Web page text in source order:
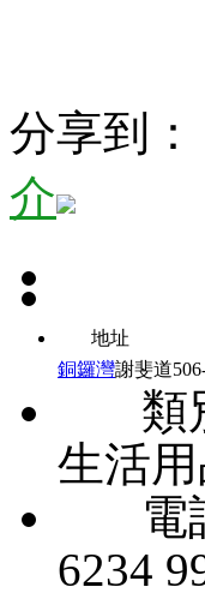
分享到：
介
地址
銅鑼灣謝斐道
類
生活
電
6234